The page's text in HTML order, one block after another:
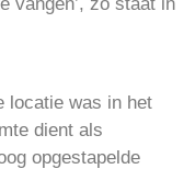
locatie was in het
dient als
opgestapelde